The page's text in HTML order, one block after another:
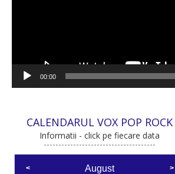
00:00
CALENDARUL VOX POP ROCK
Informatii - click pe fiecare data
August